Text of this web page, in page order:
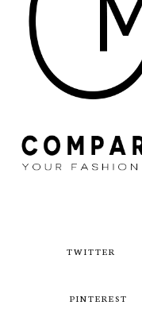
TWITTER
PINTEREST